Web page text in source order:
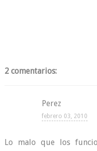
2 comentarios:
Perez
febrero 03, 2010
Lo malo que los